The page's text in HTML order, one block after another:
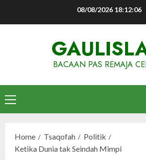
08/08/2026 18:12:07
BACAAN PAS REMAJA
Primary
Menu
Home Tsaqofah
Politik
Ketika Dunia tak Seindah Mimpi